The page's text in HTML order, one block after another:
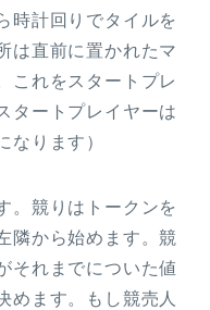
時計回りでタイルを
は直前に置かれたマ
これをスタートプレ
タートプレイヤーは
なります）
。競りはトークンを
隣から始めます。競
それまでについた値
めます。もし競売人